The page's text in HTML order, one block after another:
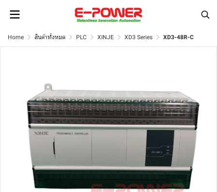
Home สินค้าทั้งหมด PLC XINJE XD3 Series XD3-48R-C